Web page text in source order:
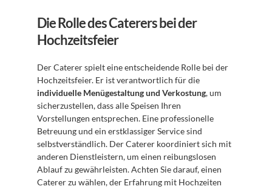
Die Rolle des Caterers bei der
Hochzeitsfeier
Der Caterer spielt eine entscheidende Rolle bei der
individuelle Menügestaltung und Verkostung, um
sicherzustellen, dass alle Speisen Ihren
Vorstellungen entsprechen. Eine professionelle
Betreuung und ein erstklassiger Service sind
selbstverständlich. Der Caterer koordiniert sich mit
anderen Dienstleistern, um einen reibungslosen
Ablauf zu gewährleisten. Achten Sie darauf, einen
Caterer zu wählen, der Erfahrung mit Hochzeiten